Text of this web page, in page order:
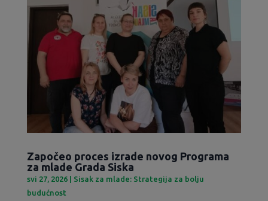
Započeo proces izrade novog Programa
za mlade Grada Siska
svi 27, 2026| Sisak za mlade: Strategija za bolju
budućnost